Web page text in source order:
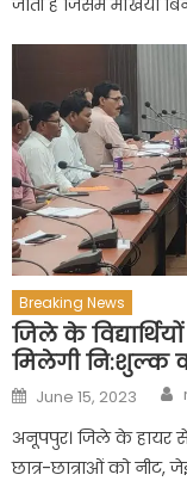
जाती है जिसमें मंखियां
Breaking News
जिले के
मिलेगी नि:शुल्क
Posted
on
June 15, 2023
अनूपपुर। जिले के हायर
छात्र-छात्राओं को नीट,